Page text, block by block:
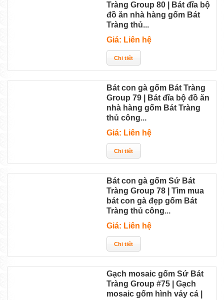
Tràng Group 80 | Bát đĩa bộ
đồ ăn nhà hàng gốm Bát
Tràng thủ...
Giá: Liên hệ
Bát con gà gốm Bát Tràng
Group 79 | Bát đĩa bộ đồ ăn
nhà hàng gốm Bát Tràng
thủ công...
Giá: Liên hệ
Bát con gà gốm Sứ Bát
Tràng Group 78 | Tìm mua
bát con gà đẹp gốm Bát
Tràng thủ công...
Giá: Liên hệ
Gạch mosaic gốm Sứ Bát
Tràng Group #75 | Gạch
mosaic gốm hình vảy cá |